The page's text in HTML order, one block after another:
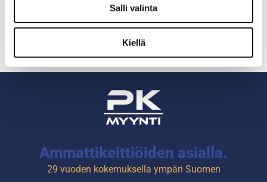
Salli valinta
Kiellä
Ammattikeittiöiden asialla.
29 vuoden kokemuksella ympäri Suomen